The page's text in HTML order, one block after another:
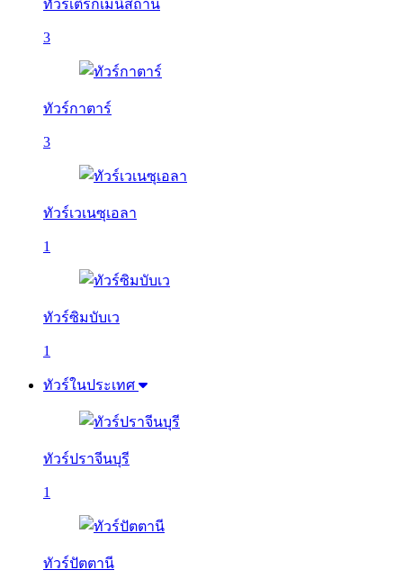
ทัวร์เติร์กเมนิสถาน
3
ทัวร์กาตาร์
3
ทัวร์เวเนซุเอลา
1
ทัวร์ซิมบับเว
1
ทัวร์ในประเทศ
ทัวร์ปราจีนบุรี
1
ทัวร์ปัตตานี